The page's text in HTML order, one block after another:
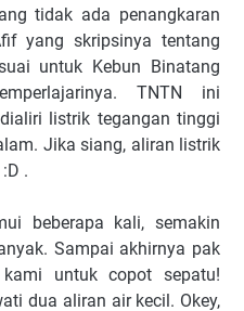
tidak ada penangkaran
yang skripsinya tentang
untuk Kebun Binatang
TNTN ini
listrik tegangan tinggi
Jika siang, aliran listrik
.
beberapa kali, semakin
Sampai akhirnya pak
untuk copot sepatu!
dua aliran air kecil. Okey,